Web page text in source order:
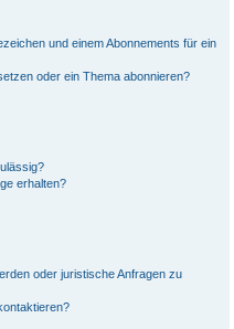
und einem Abonnements für ein
oder ein Thema abonnieren?
erhalten?
oder juristische Anfragen zu